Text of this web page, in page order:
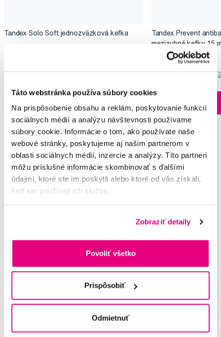
Táto webstránka používa súbory cookies
Na prispôsobenie obsahu a reklám, poskytovanie funkcií
sociálnych médií a analýzu návštevnosti používame
súbory cookie. Informácie o tom, ako používate naše
webové stránky, poskytujeme aj našim partnerom v
oblasti sociálnych médií, inzercie a analýzy. Títo partneri
môžu príslušné informácie skombinovať s ďalšími
údajmi, ktoré ste im poskytli alebo ktoré od vás získali,
keď ste používali ich služby.
Zobraziť detaily
Povoliť všetko
Prispôsobiť
Odmietnuť
Tandex Solo Soft jednozväzková kefka
Na sklade > 5 ks
Ihneď v3 prodejnách
Tandex Prevent
mezizubné kefky, 15
7,10 €
Vybrané dotazy a články
Strojček čistenie
Elena